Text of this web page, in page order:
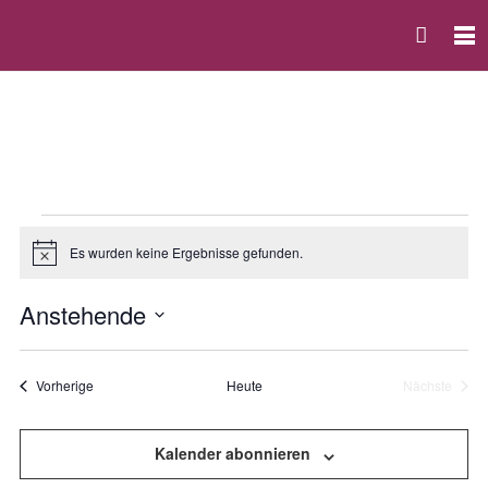
Veranstaltungen
HinweisEs wurden keine Ergebnisse gefunden.
Anstehende
Vorherige
Heute
Kalender abonnieren